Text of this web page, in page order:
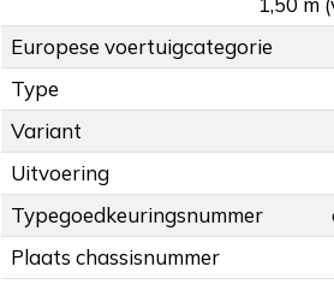
Europese voertuigcategorie
Type
Variant
Uitvoering
Typegoedkeuringsnummer
Plaats chassisnummer